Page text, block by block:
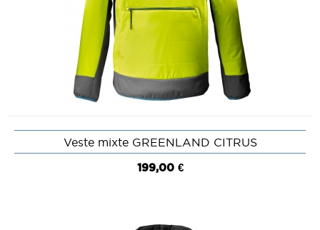
Veste mixte GREENLAND CITRUS
199,00 €